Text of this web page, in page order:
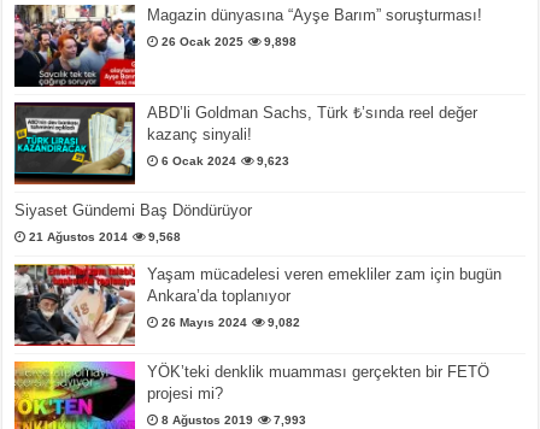
Magazin dünyasına “Ayşe Barım” soruşturması!
26 Ocak 2025 9,898
ABD’li Goldman Sachs, Türk ₺’sında reel değer
kazanç sinyali!
6 Ocak 2024 9,623
Siyaset Gündemi Baş Döndürüyor
21 Ağustos 2014 9,568
Yaşam mücadelesi veren emekliler zam için bugün
Ankara’da toplanıyor
26 Mayıs 2024 9,082
YÖK’teki denklik muamması gerçekten bir FETÖ
projesi mi?
8 Ağustos 2019 7,993